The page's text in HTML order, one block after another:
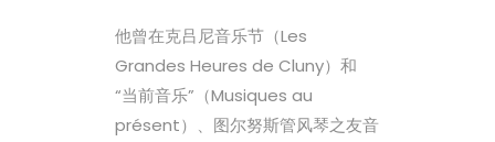
他曾在克吕尼音乐节（Les
Grandes Heures de Cluny）和
“当前音乐”（Musiques au
présent）、图尔努斯管风琴之友音